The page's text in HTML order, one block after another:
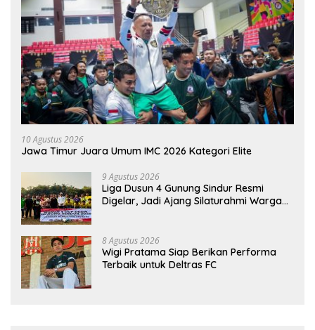
10 Agustus 2026
Jawa Timur Juara Umum IMC 2026 Kategori Elite
9 Agustus 2026
Liga Dusun 4 Gunung Sindur Resmi
Digelar, Jadi Ajang Silaturahmi Warga
8 Agustus 2026
Wigi Pratama Siap Berikan Performa
Terbaik untuk Deltras FC